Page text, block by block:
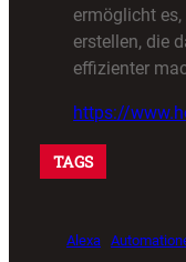
ermöglicht
erstellen, die
effizienter
https://
TAGS
Alexa